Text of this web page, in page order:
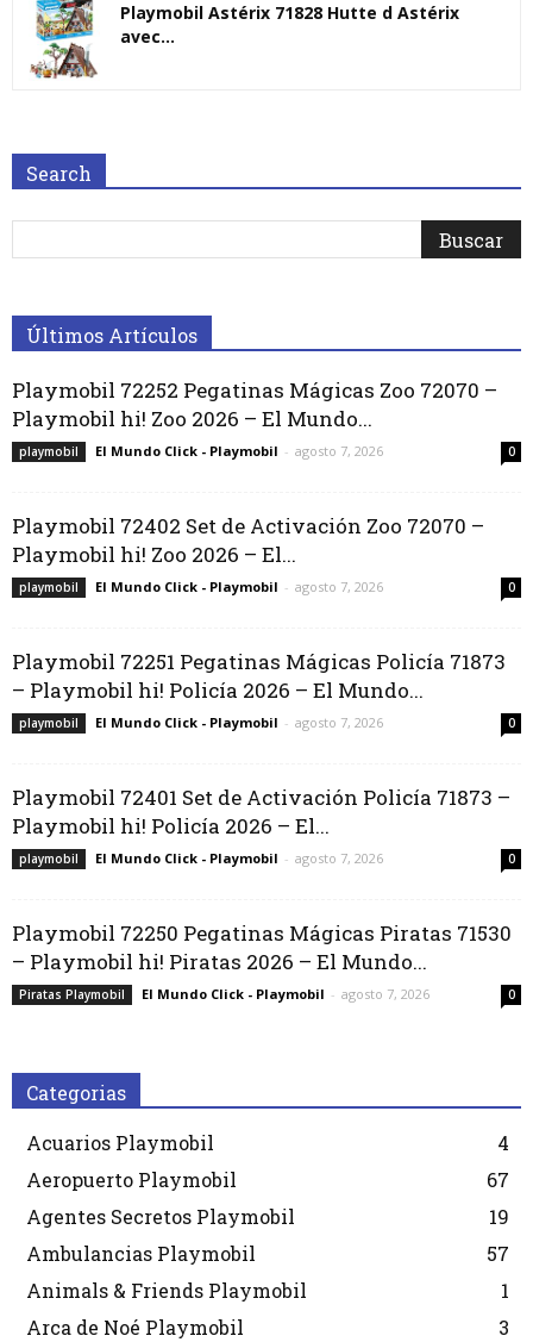
Playmobil Astérix 71828 Hutte d Astérix
avec...
Search
Últimos Artículos
Playmobil 72252 Pegatinas Mágicas Zoo 72070 –
Playmobil hi! Zoo 2026 – El Mundo...
playmobil El Mundo Click - Playmobil - agosto 7, 2026 0
Playmobil 72402 Set de Activación Zoo 72070 –
Playmobil hi! Zoo 2026 – El...
playmobil El Mundo Click - Playmobil - agosto 7, 2026 0
Playmobil 72251 Pegatinas Mágicas Policía 71873
– Playmobil hi! Policía 2026 – El Mundo...
playmobil El Mundo Click - Playmobil - agosto 7, 2026 0
Playmobil 72401 Set de Activación Policía 71873 –
Playmobil hi! Policía 2026 – El...
playmobil El Mundo Click - Playmobil - agosto 7, 2026 0
Playmobil 72250 Pegatinas Mágicas Piratas 71530
– Playmobil hi! Piratas 2026 – El Mundo...
Piratas Playmobil El Mundo Click - Playmobil - agosto 7, 2026 0
Categorias
Acuarios Playmobil
4
Aeropuerto Playmobil
67
Agentes Secretos Playmobil
19
Ambulancias Playmobil
57
Animals & Friends Playmobil
1
Arca de Noé Playmobil
3